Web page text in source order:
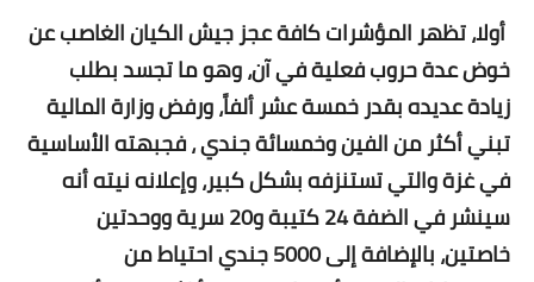
أولا، تظهر المؤشرات كافة عجز جيش الكيان الغاصب عن
خوض عدة حروب فعلية في آن، وهو ما تجسد بطلب
زيادة عديده بقدر خمسة عشر ألفاً، ورفض وزارة المالية
تبني أكثر من الفين وخمسائة جندي ، فجبهته الأساسية
في غزة والتي تستنزفه بشكل كبير، وإعلانه نيته أنه
سينشر في الضفة 24 كتيبة و20 سرية ووحدتين
خاصتين، بالإضافة إلى 5000 جندي احتياط من